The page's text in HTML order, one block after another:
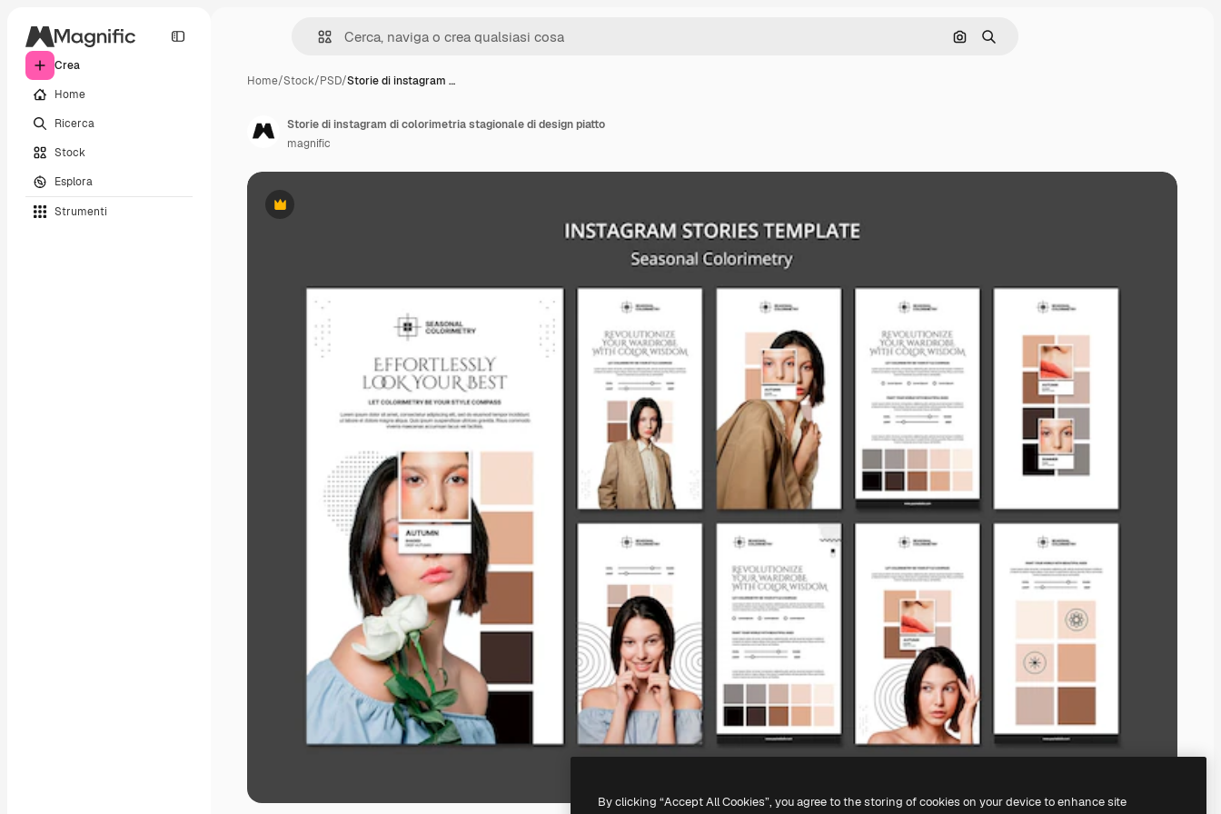
Crea
Home
Ricerca
Stock
Esplora
Strumenti
Cerca per immagine
Ricerca
Home/Stock/PSD/Storie di instagram …
Premium
Storie di instagram di colorimetria stagionale di design piatto
magnific
By clicking “Accept All Cookies”, you agree to the storing of cookies on your device to enhance site